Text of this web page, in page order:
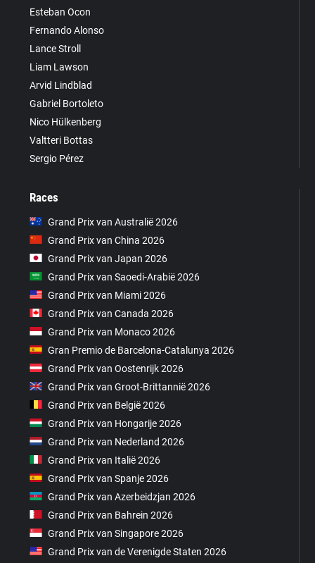
Esteban Ocon
Fernando Alonso
Lance Stroll
Liam Lawson
Arvid Lindblad
Gabriel Bortoleto
Nico Hülkenberg
Valtteri Bottas
Sergio Pérez
Races
Grand Prix van Australië 2026
Grand Prix van China 2026
Grand Prix van Japan 2026
Grand Prix van Saoedi-Arabië 2026
Grand Prix van Miami 2026
Grand Prix van Canada 2026
Grand Prix van Monaco 2026
Gran Premio de Barcelona-Catalunya 2026
Grand Prix van Oostenrijk 2026
Grand Prix van Groot-Brittannië 2026
Grand Prix van België 2026
Grand Prix van Hongarije 2026
Grand Prix van Nederland 2026
Grand Prix van Italië 2026
Grand Prix van Spanje 2026
Grand Prix van Azerbeidzjan 2026
Grand Prix van Bahrein 2026
Grand Prix van Singapore 2026
Grand Prix van de Verenigde Staten 2026